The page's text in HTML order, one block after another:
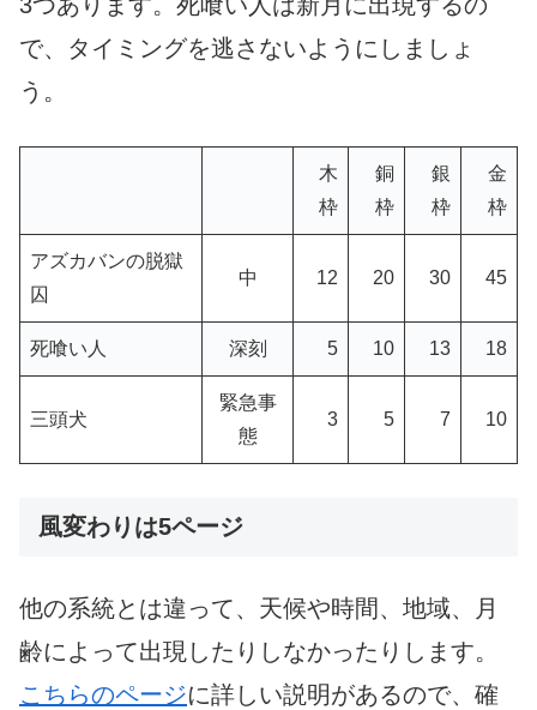
で、タイミングを逃さないようにしましょ
う。
木
枠
銅
枠
銀
枠
金
枠
アズカバンの脱獄
囚
中 12 20 30 45
死喰い人 深刻 5 10 13 18
三頭犬
緊急事
態
3 5 7 10
風変わりは5ページ
他の系統とは違って、天候や時間、地域、月
齢によって出現したりしなかったりします。
こちらのページに詳しい説明があるので、確